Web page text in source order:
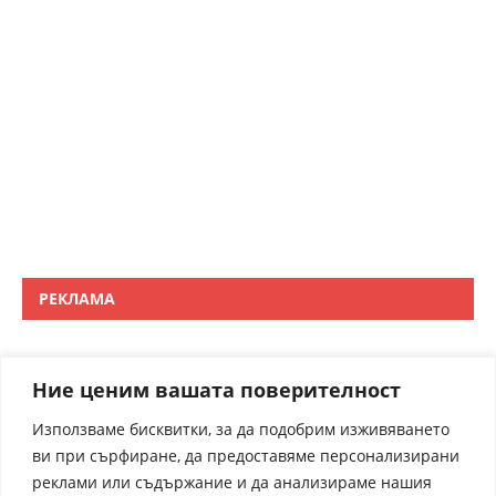
Ние ценим вашата поверителност
Използваме бисквитки, за да подобрим изживяването
ви при сърфиране, да предоставяме персонализирани
реклами или съдържание и да анализираме нашия
РЕКЛАМА